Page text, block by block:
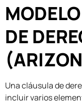
DE
Una cláusula de
incluir varios